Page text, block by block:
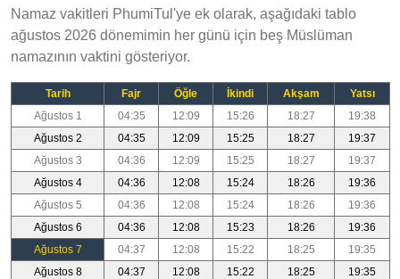
Namaz vakitleri PhumiTul'ye ek olarak, aşağıdaki tablo
ağustos 2026 dönemimin her günü için beş Müslüman
namazının vaktini gösteriyor.
Tarih Fajr Öğle İkindi Akşam
Yatsı
Ağustos 1
04:35 12:09 15:26 18:27
19:38
Ağustos 2
04:35 12:09 15:25 18:27
19:37
Ağustos 3
04:36 12:09 15:25 18:27
19:37
Ağustos 4
04:36 12:08 15:24 18:26
19:36
Ağustos 5
04:36 12:08 15:24 18:26
19:36
Ağustos 6
04:36 12:08 15:23 18:26
19:36
Ağustos 7
04:37 12:08 15:22 18:25
19:35
Ağustos 8
04:37 12:08 15:22 18:25
19:35